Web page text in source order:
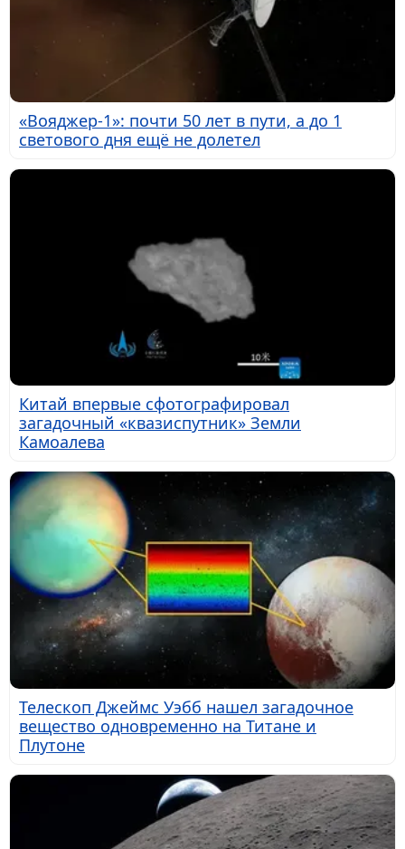
«Вояджер-1»: почти 50 лет в пути, а до 1
светового дня ещё не долетел
Китай впервые сфотографировал
загадочный «квазиспутник» Земли
Камоалева
Телескоп Джеймс Уэбб нашел загадочное
вещество одновременно на Титане и
Плутоне